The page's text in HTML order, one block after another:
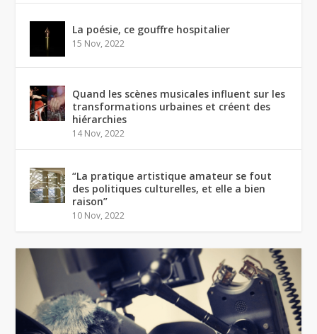
La poésie, ce gouffre hospitalier
15 Nov, 2022
Quand les scènes musicales influent sur les
transformations urbaines et créent des
hiérarchies
14 Nov, 2022
“La pratique artistique amateur se fout
des politiques culturelles, et elle a bien
raison”
10 Nov, 2022